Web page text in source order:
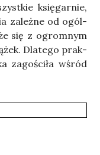
księ­gar­nie,
zależ­ne od ogól­
się z ogrom­nym
Dla­te­go prak­
zago­ści­ła wśród